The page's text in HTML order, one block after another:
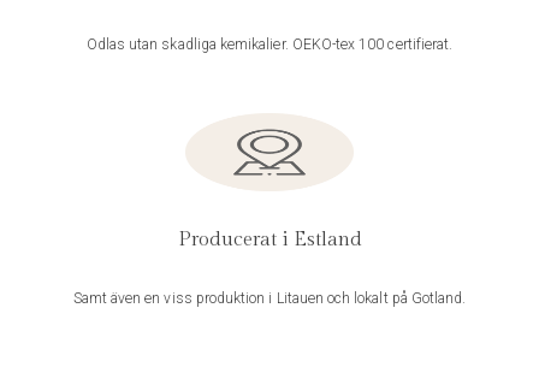
Odlas utan skadliga kemikalier. OEKO-tex 100 certifierat.
Producerat i Estland
Samt även en viss produktion i Litauen och lokalt på Gotland.